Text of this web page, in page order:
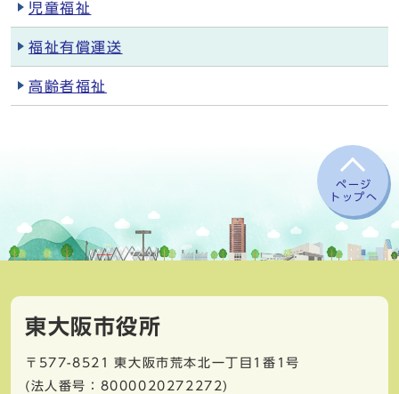
児童福祉
福祉有償運送
高齢者福祉
ページ
トップへ
東大阪市役所
〒577-8521
東大阪市荒本北一丁目1番1号
(法人番号：8000020272272)